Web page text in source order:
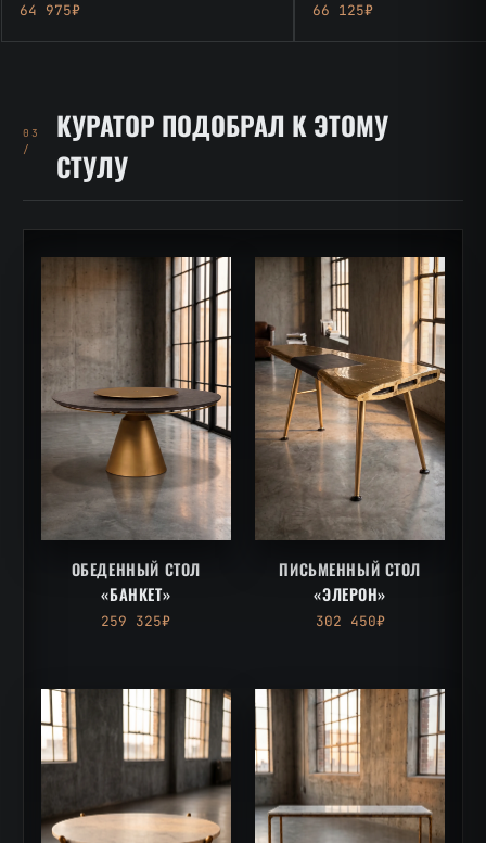
64 975₽ 66 125₽
03
/
КУРАТОР ПОДОБРАЛ К ЭТОМУ
СТУЛУ
ОБЕДЕННЫЙ СТОЛ
«БАНКЕТ»
259 325₽
ПИСЬМЕННЫЙ СТОЛ
«ЭЛЕРОН»
302 450₽